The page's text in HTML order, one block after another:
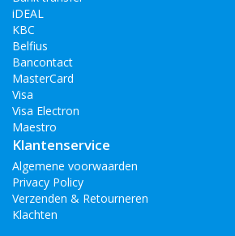
iDEAL
KBC
Belfius
Bancontact
MasterCard
Visa
Visa Electron
Maestro
Klantenservice
Algemene voorwaarden
Privacy Policy
Verzenden & Retourneren
Klachten